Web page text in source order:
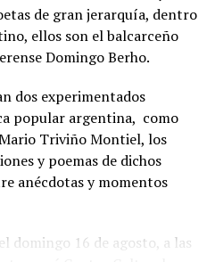
de gran jerarquía, dentro
ellos son el balcarceño
Domingo Berho.
dos experimentados
popular argentina, como
Triviño Montiel, los
y poemas de dichos
anécdotas y momentos
domingo 16 de agosto, a las